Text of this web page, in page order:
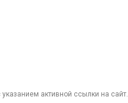
активной ссылки на сайт.